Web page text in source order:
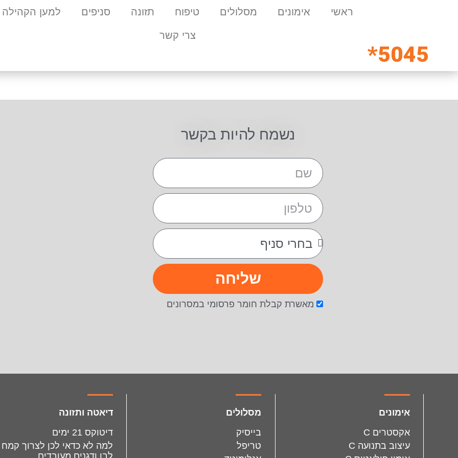
ראשי אימונים מסלולים טיפוח תזונה סניפים למען הקהילה
צרי קשר
5045*
נשמח להיות בקשר
מאשרת קבלת חומר פרסומי במסרונים
שליחה
אימונים
אקסטרים C
עיצוב בתנועה C
מסלולים
בייסיק
טריפל
דיאטה ותזונה
דיטוקס 21 ימים
למה לא כדאי לכן לצרוך קמח
facebook